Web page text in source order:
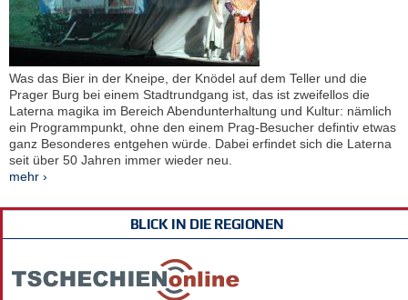
Was das Bier in der Kneipe, der Knödel auf dem Teller und die
Prager Burg bei einem Stadtrundgang ist, das ist zweifellos die
Laterna magika im Bereich Abendunterhaltung und Kultur: nämlich
ein Programmpunkt, ohne den einem Prag-Besucher defintiv etwas
ganz Besonderes entgehen würde. Dabei erfindet sich die Laterna
seit über 50 Jahren immer wieder neu.
mehr ›
BLICK IN DIE REGIONEN